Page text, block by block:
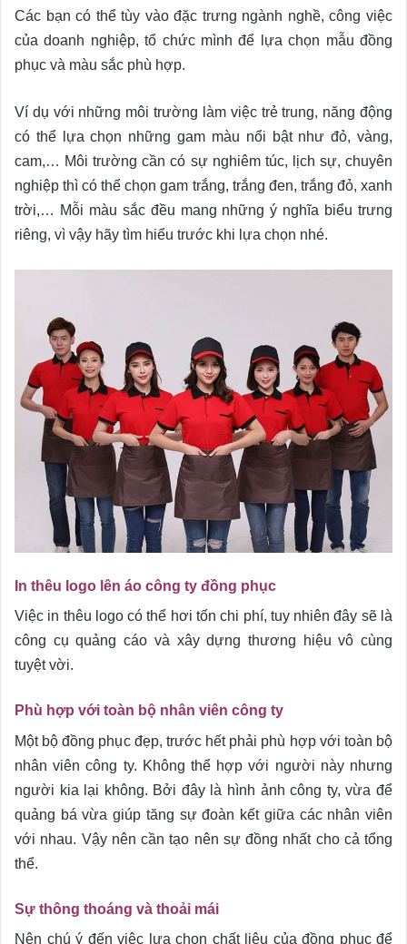
Các bạn có thể tùy vào đặc trưng ngành nghề, công việc
của doanh nghiệp, tổ chức mình để lựa chọn mẫu đồng
phục và màu sắc phù hợp.
Ví dụ với những môi trường làm việc trẻ trung, năng động
có thể lựa chọn những gam màu nổi bật như đỏ, vàng,
cam,… Môi trường cần có sự nghiêm túc, lịch sự, chuyên
nghiệp thì có thể chọn gam trắng, trắng đen, trắng đỏ, xanh
trời,… Mỗi màu sắc đều mang những ý nghĩa biểu trưng
riêng, vì vậy hãy tìm hiểu trước khi lựa chọn nhé.
In thêu logo lên áo công ty đồng phục
Việc in thêu logo có thể hơi tốn chi phí, tuy nhiên đây sẽ là
công cụ quảng cáo và xây dựng thương hiệu vô cùng
tuyệt vời.
Phù hợp với toàn bộ nhân viên công ty
Một bộ đồng phục đẹp, trước hết phải phù hợp với toàn bộ
nhân viên công ty. Không thể hợp với người này nhưng
người kia lại không. Bởi đây là hình ảnh công ty, vừa để
quảng bá vừa giúp tăng sự đoàn kết giữa các nhân viên
với nhau. Vậy nên cần tạo nên sự đồng nhất cho cả tổng
thể.
Sự thông thoáng và thoải mái
Nên chú ý đến việc lựa chọn chất liệu của đồng phục để